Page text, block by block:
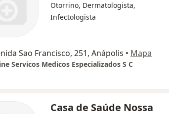
Otorrino, Dermatologista,
Infectologista
Sao Francisco, 251, Anápolis • Mapa
Servicos Medicos Especializados S C
Casa de Saúde Nossa